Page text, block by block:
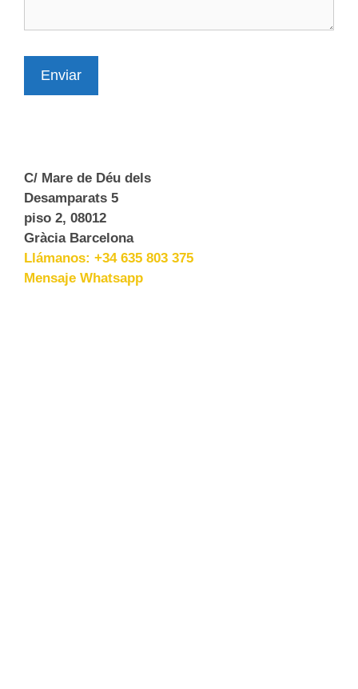
Enviar
C/ Mare de Déu dels
Desamparats 5
piso 2, 08012
Gràcia Barcelona
Llámanos: +34 635 803 375
Mensaje Whatsapp